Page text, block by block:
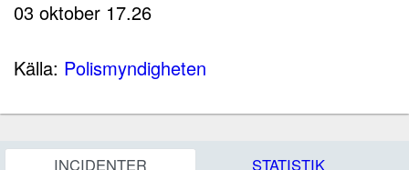
03 oktober 17.26
Källa: Polismyndigheten
INCIDENTER STATISTIK